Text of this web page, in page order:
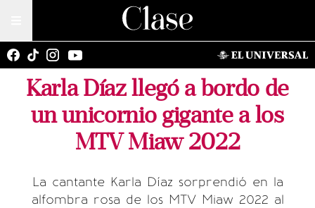
Karla Díaz llegó a bordo de
un unicornio gigante a los
MTV Miaw 2022
La cantante Karla Díaz sorprendió en la
alfombra rosa de los MTV Miaw 2022 al